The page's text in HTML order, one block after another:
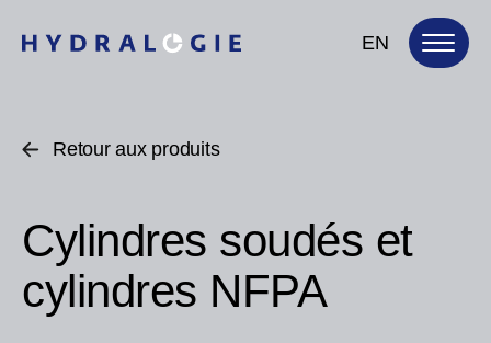
EN
Retour aux produits
Cylindres soudés et
cylindres NFPA